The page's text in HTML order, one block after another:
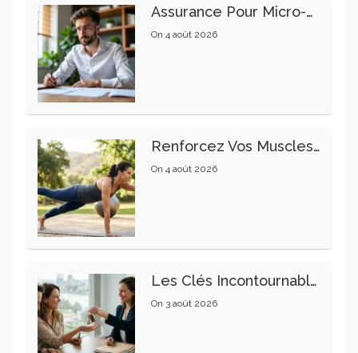
Assurance Pour Micro-Entrepreneur : Les Garanties Essentielles À Connaître
On 4 août 2026
Renforcez Vos Muscles Profonds Pour Apaiser Votre Mal De Dos
On 4 août 2026
Les Clés Incontournables Pour Réussir Vos Transactions Immobilières
On 3 août 2026